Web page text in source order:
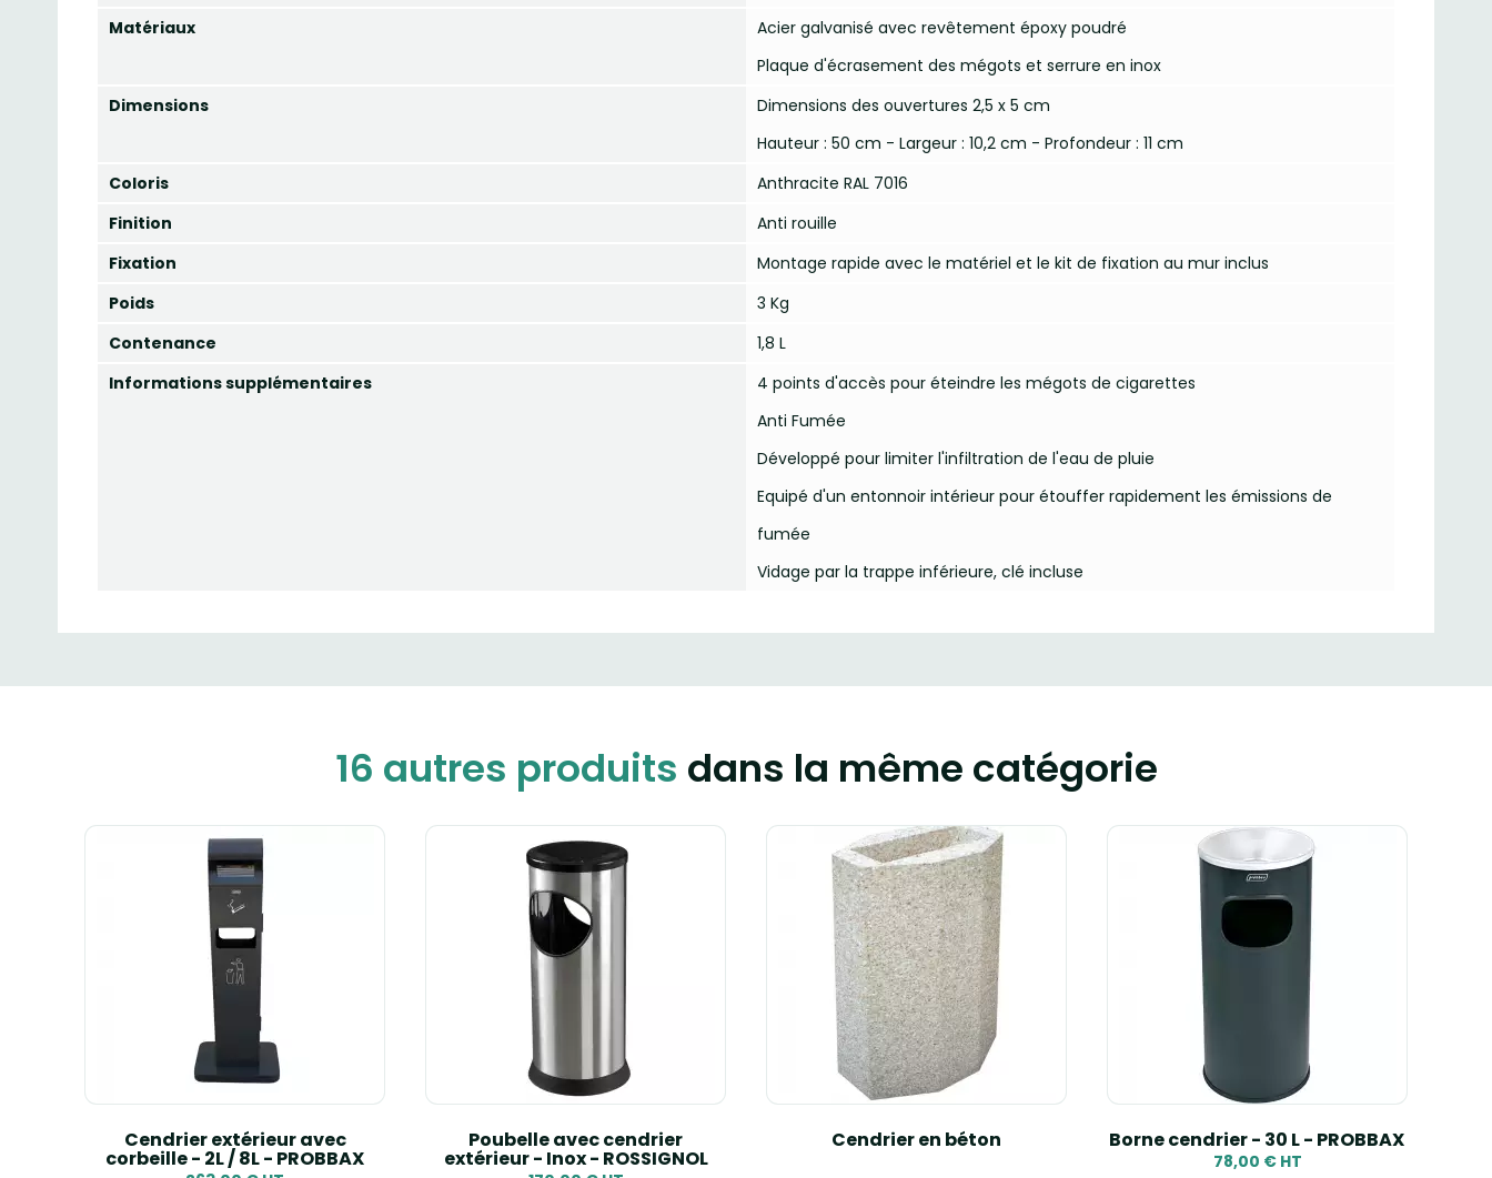
Matériaux
Acier galvanisé avec revêtement époxy poudré
Plaque d'écrasement des mégots et serrure en inox
Dimensions
Dimensions des ouvertures 2,5 x 5 cm
Hauteur : 50 cm - Largeur : 10,2 cm - Profondeur : 11 cm
Coloris
Anthracite RAL 7016
Finition
Anti rouille
Fixation
Montage rapide avec le matériel et le kit de fixation au mur inclus
Poids
3 Kg
Contenance
1,8 L
Informations supplémentaires
4 points d'accès pour éteindre les mégots de cigarettes
Anti Fumée
Développé pour limiter l'infiltration de l'eau de pluie
Equipé d'un entonnoir intérieur pour étouffer rapidement les émissions de
fumée
Vidage par la trappe inférieure, clé incluse
16 autres produits dans la même catégorie
Cendrier extérieur avec
corbeille - 2L / 8L - PROBBAX
Poubelle avec cendrier
extérieur - Inox - ROSSIGNOL
Cendrier en béton Borne cendrier - 30 L - PROBBAX
78,00 € HT